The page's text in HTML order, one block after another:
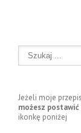
Jeżeli moje
możesz
ikonkę poniżej